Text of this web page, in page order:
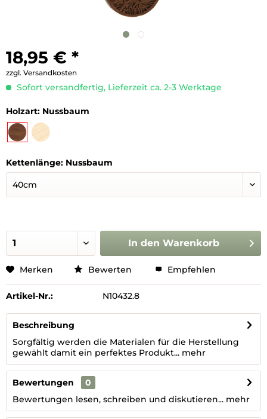
18,95 € *
zzgl. Versandkosten
Sofort versandfertig, Lieferzeit ca. 2-3 Werktage
Holzart: Nussbaum
Kettenlänge: Nussbaum
In den Warenkorb
Merken Bewerten Empfehlen
Artikel-Nr.: N10432.8
Beschreibung
Sorgfältig werden die Materialen für die Herstellung
gewählt damit ein perfektes Produkt... mehr
Bewertungen
0
Bewertungen lesen, schreiben und diskutieren... mehr